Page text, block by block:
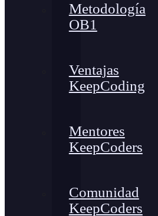
Metodología
OB1
Ventajas
KeepCoding
Mentores
KeepCoders
Comunidad
KeepCoders